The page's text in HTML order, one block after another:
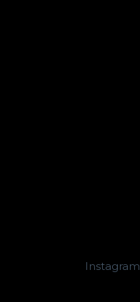
Instagram